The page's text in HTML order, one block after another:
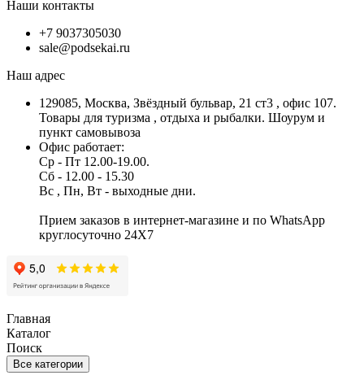
Наши контакты
+7 9037305030
sale@podsekai.ru
Наш адрес
129085, Москва, Звёздный бульвар, 21 ст3 , офис 107.
Товары для туризма , отдыха и рыбалки. Шоурум и
пункт самовывоза
Офис работает:
Ср - Пт 12.00-19.00.
Сб - 12.00 - 15.30
Вс , Пн, Вт - выходные дни.
Прием заказов в интернет-магазине и по WhatsApp
круглосуточно 24X7
Главная
Каталог
Поиск
Все категории